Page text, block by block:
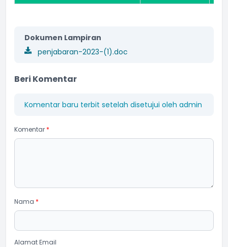
Dokumen Lampiran
penjabaran-2023-(1).doc
Beri Komentar
Komentar baru terbit setelah disetujui oleh admin
Komentar *
Nama *
Alamat Email